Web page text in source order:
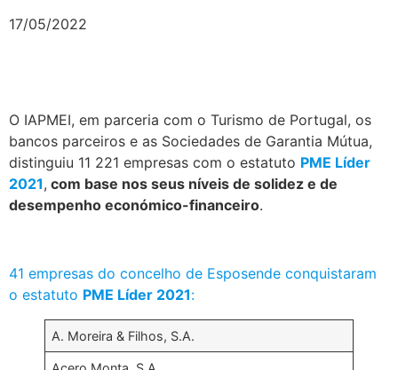
17/05/2022
O IAPMEI, em parceria com o Turismo de Portugal, os
bancos parceiros e as Sociedades de Garantia Mútua,
distinguiu 11 221 empresas com o estatuto PME Líder
2021, com base nos seus níveis de solidez e de
desempenho económico-financeiro.
41 empresas do concelho de Esposende conquistaram
o estatuto PME Líder 2021:
A. Moreira & Filhos, S.A.